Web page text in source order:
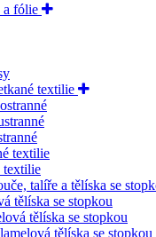
a fólie
textilie
textilie
textilie
talíře a tělíska se
tělíska se stopkou
tělíska se stopkou
tělíska se stopkou